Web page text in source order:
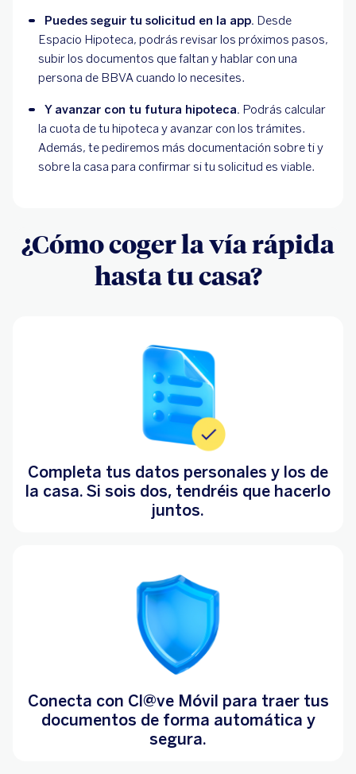
Puedes seguir tu solicitud en la app. Desde
Espacio Hipoteca, podrás revisar los próximos pasos,
subir los documentos que faltan y hablar con una
persona de BBVA cuando lo necesites.
Y avanzar con tu futura hipoteca. Podrás calcular
la cuota de tu hipoteca y avanzar con los trámites.
Además, te pediremos más documentación sobre ti y
sobre la casa para confirmar si tu solicitud es viable.
¿Cómo coger la vía rápida
hasta tu casa?
Completa tus datos personales y los de
la casa. Si sois dos, tendréis que hacerlo
juntos.
Conecta con Cl@ve Móvil para traer tus
documentos de forma automática y
segura.